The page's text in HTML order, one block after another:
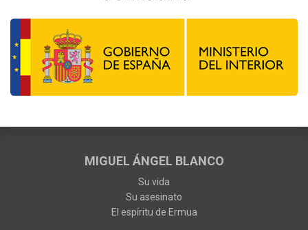
MIGUEL ÁNGEL BLANCO
Su vida
Su asesinato
El espíritu de Ermua